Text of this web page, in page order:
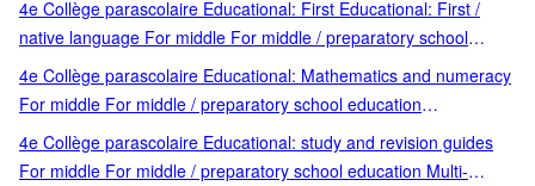
4e Collège parascolaire Educational: First Educational: First /
native language For middle For middle / preparatory school
education Français 4e French native language preparatory
school education
4e Collège parascolaire Educational: Mathematics and numeracy
For middle For middle / preparatory school education
Mathématiques 4e preparatory school education
4e Collège parascolaire Educational: study and revision guides
For middle For middle / preparatory school education Multi-